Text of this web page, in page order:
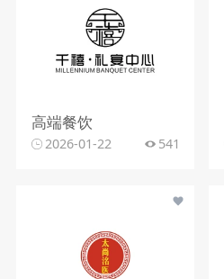
高端餐饮
2026-01-22 541